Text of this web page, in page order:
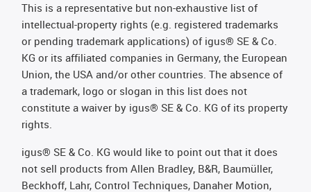
This is a representative but non-exhaustive list of
intellectual-property rights (e.g. registered trademarks
or pending trademark applications) of igus® SE & Co.
KG or its affiliated companies in Germany, the European
Union, the USA and/or other countries. The absence of
a trademark, logo or slogan in this list does not
constitute a waiver by igus® SE & Co. KG of its property
rights.
igus® SE & Co. KG would like to point out that it does
not sell products from Allen Bradley, B&R, Baumüller,
Beckhoff, Lahr, Control Techniques, Danaher Motion,